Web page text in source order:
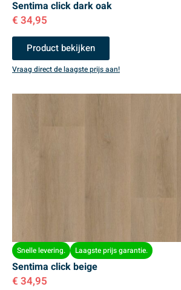
Sentima click dark oak
€ 34,95
Product bekijken
Vraag direct de laagste prijs aan!
Snelle levering. Laagste prijs garantie.
Sentima click beige
€ 34,95